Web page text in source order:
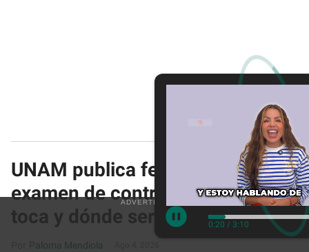
0:22 / 3:10
UNAM publica fechas del
examen de control: ¿cuándo te
toca y dónde será?
Paloma Mendiola